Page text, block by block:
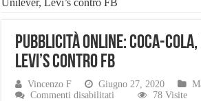
Pubblicità online: Coca-
Levi’s contro FB
Vincenzo F Giugno 27, 2020
Commenti disabilitati
78 Visite